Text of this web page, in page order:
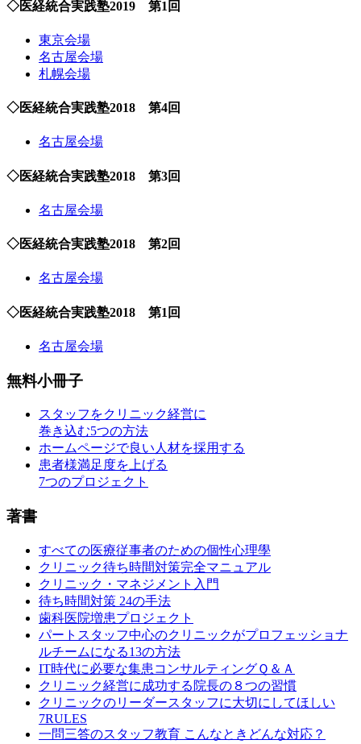
◇医経統合実践塾2019 第1回
東京会場
名古屋会場
札幌会場
◇医経統合実践塾2018 第4回
名古屋会場
◇医経統合実践塾2018 第3回
名古屋会場
◇医経統合実践塾2018 第2回
名古屋会場
◇医経統合実践塾2018 第1回
名古屋会場
無料小冊子
スタッフをクリニック経営に
巻き込む5つの方法
ホームページで良い人材を採用する
患者様満足度を上げる
7つのプロジェクト
著書
すべての医療従事者のための個性心理學
クリニック待ち時間対策完全マニュアル
クリニック・マネジメント入門
待ち時間対策 24の手法
歯科医院増患プロジェクト
パートスタッフ中心のクリニックがプロフェッショナ
ルチームになる13の方法
IT時代に必要な集患コンサルティングＱ＆Ａ
クリニック経営に成功する院長の８つの習慣
クリニックのリーダースタッフに大切にしてほしい
7RULES
一問三答のスタッフ教育 こんなときどんな対応？